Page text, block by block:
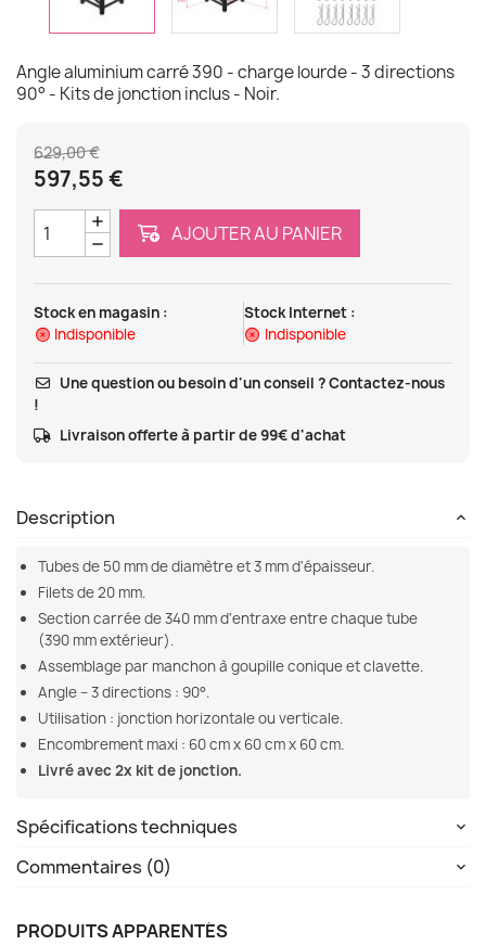
Angle aluminium carré 390 - charge lourde - 3 directions
90° - Kits de jonction inclus - Noir.
629,00 €
597,55 €
AJOUTER AU PANIER
Stock en magasin :
Indisponible
Stock Internet :
Indisponible
Une question ou besoin d'un conseil ? Contactez-nous
!
Livraison offerte à partir de 99€ d'achat
Description
Tubes de 50 mm de diamètre et 3 mm d'épaisseur.
Filets de 20 mm.
Section carrée de 340 mm d'entraxe entre chaque tube
(390 mm extérieur).
Assemblage par manchon à goupille conique et clavette.
Angle – 3 directions : 90°.
Utilisation : jonction horizontale ou verticale.
Encombrement maxi : 60 cm x 60 cm x 60 cm.
Livré avec 2x kit de jonction.
Spécifications techniques
Commentaires (0)
PRODUITS APPARENTÉS